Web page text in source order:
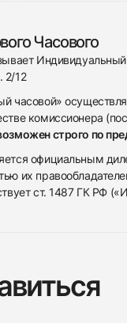
Часового
2/12
часовой»
комиссионера
строго по
официальным
их
ст. 1487 ГК РФ